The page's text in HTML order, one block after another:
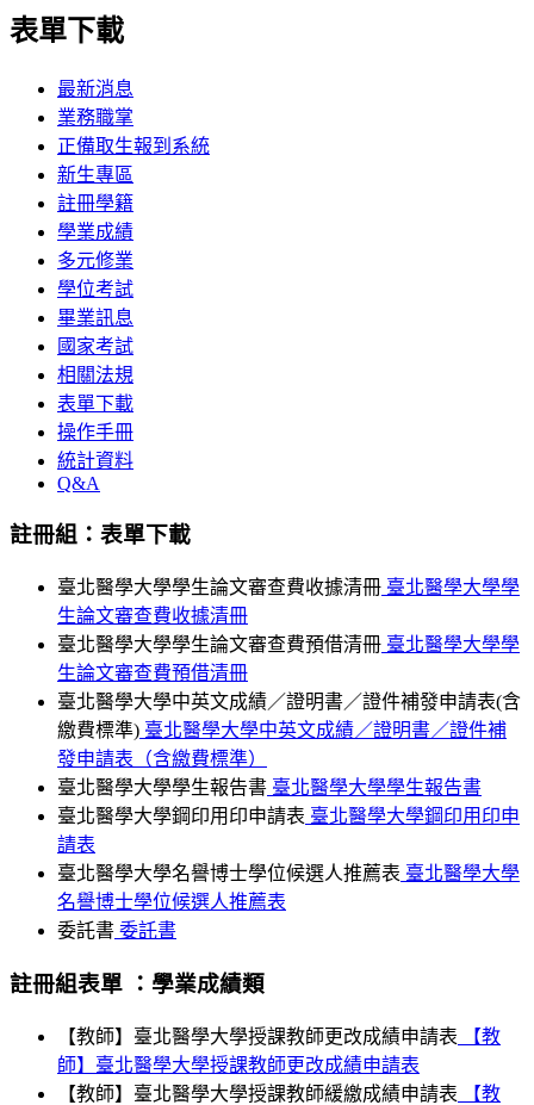
表單下載
最新消息
業務職掌
正備取生報到系統
新生專區
註冊學籍
學業成績
多元修業
學位考試
畢業訊息
國家考試
相關法規
表單下載
操作手冊
統計資料
Q&A
註冊組：表單下載
臺北醫學大學學生論文審查費收據清冊 臺北醫學大學學
生論文審查費收據清冊
臺北醫學大學學生論文審查費預借清冊 臺北醫學大學學
生論文審查費預借清冊
臺北醫學大學中英文成績／證明書／證件補發申請表(含
繳費標準) 臺北醫學大學中英文成績／證明書／證件補
發申請表（含繳費標準）
臺北醫學大學學生報告書 臺北醫學大學學生報告書
臺北醫學大學鋼印用印申請表 臺北醫學大學鋼印用印申
請表
臺北醫學大學名譽博士學位候選人推薦表 臺北醫學大學
名譽博士學位候選人推薦表
委託書 委託書
註冊組表單 ：學業成績類
【教師】臺北醫學大學授課教師更改成績申請表 【教
師】臺北醫學大學授課教師更改成績申請表
【教師】臺北醫學大學授課教師緩繳成績申請表 【教